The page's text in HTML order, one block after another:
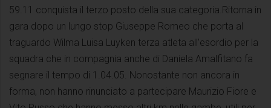
59.11 conquista il terzo posto della sua categoria.Ritorna in
gara dopo un lungo stop Giuseppe Romeo che porta al
traguardo Wilma Luisa Luyken terza atleta all’esordio per la
squadra che in compagnia anche di Daniela Amalfitano fa
segnare il tempo di 1.04.05. Nonostante non ancora in
forma, non hanno rinunciato a partecipare Maurizio Fiore e